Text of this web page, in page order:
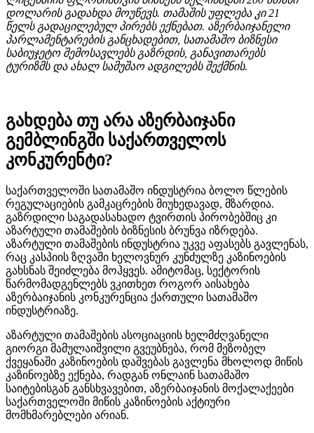
დოლარის გადახდა მოუწევს. თამაშის უფლება კი 21
წელს გადაცილებულ პირებს ექნებათ. აზერბაიჯანელი
პარლამენტარების განცხადებით, სათამაშო ბიზნესი
საბიუჯეტო შემოსავლებს გაზრდის, განავითარებს
ტურიზმს და ახალ სამუშაო ადგილებს შექმნის.
გახდება თუ არა აზერბაიჯანი
გემბლინგში საქართველოს
კონკურენტი?
საქართველოში სათამაშო ინდუსტრია ბოლო წლების
რეგულაციების გამკაცრების მიუხედავად, მზარდია.
გაზრდილი საგადასახადო ტვირთის პირობებშიც კი
აზარტული თამაშების ბიზნესის ბრუნვა იზრდება.
აზარტული თამაშების ინდუსტრია უკვე აფასებს გავლენას,
რაც კასპიის ზღვაში ხელოვნურ კუნძულზე კაზინოების
გახსნას შეიძლება მოჰყვეს. ამიტომაც, სექტორის
წარმომადგენლებს ვკითხეთ როგორ აისახება
აზერბაიჯანის კონკურენცია ქართული სათამაშო
ინდუსტრიაზე.
აზარტული თამაშების ასოციაციის ხელმძღვანელი
გიორგი მამულაიშვილი გვეუბნება, რომ მეზობელ
ქვეყანაში კაზინოების დაშვებას გავლენა მხოლოდ მიწის
კაზინოებზე ექნება, რადგან ონლაინ სათამაშო
საიტებისგან განსხვავებით, აზერბაიჯანის მოქალაქეები
საქართველოში მიწის კაზინოების აქტიური
მომხმარებლები არიან.